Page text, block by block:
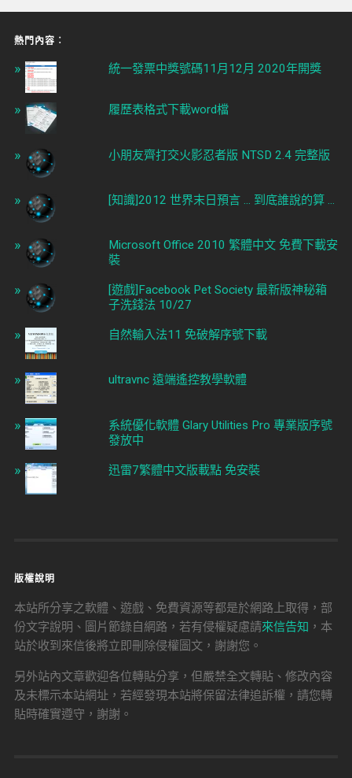
熱門內容︰
統一發票中獎號碼11月12月 2020年開獎
履歷表格式下載word檔
小朋友齊打交火影忍者版 NTSD 2.4 完整版
[知識]2012 世界末日預言 ... 到底誰說的算 ...
Microsoft Office 2010 繁體中文 免費下載安
裝
[遊戲]Facebook Pet Society 最新版神秘箱
子洗錢法 10/27
自然輸入法11 免破解序號下載
ultravnc 遠端遙控教學軟體
系統優化軟體 Glary Utilities Pro 專業版序號
發放中
迅雷7繁體中文版載點 免安裝
版權說明
本站所分享之軟體、遊戲、免費資源等都是於網路上取得，部
份文字說明、圖片節錄自網路，若有侵權疑慮請來信告知 ，本
站於收到來信後將立即刪除侵權圖文，謝謝您。
另外站內文章歡迎各位轉貼分享，但嚴禁全文轉貼、修改內容
及未標示本站網址，若經發現本站將保留法律追訴權，請您轉
貼時確實遵守，謝謝。